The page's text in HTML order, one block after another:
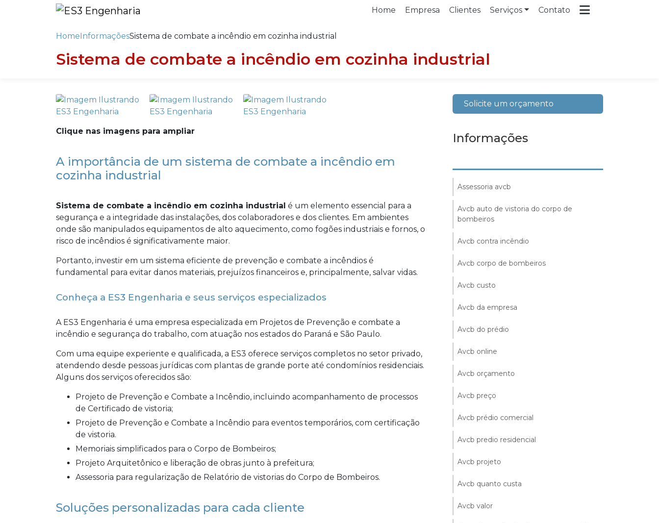
Home Empresa Clientes Serviços Contato
HomeInformaçõesSistema de combate a incêndio em cozinha industrial
Sistema de combate a incêndio em cozinha industrial
Clique nas imagens para ampliar
A importância de um sistema de combate a incêndio em
cozinha industrial
Sistema de combate a incêndio em cozinha industrial é um elemento essencial para a
segurança e a integridade das instalações, dos colaboradores e dos clientes. Em ambientes
onde são manipulados equipamentos de alto aquecimento, como fogões industriais e fornos, o
risco de incêndios é significativamente maior.
Portanto, investir em um sistema eficiente de prevenção e combate a incêndios é
fundamental para evitar danos materiais, prejuízos financeiros e, principalmente, salvar vidas.
Conheça a ES3 Engenharia e seus serviços especializados
A ES3 Engenharia é uma empresa especializada em Projetos de Prevenção e combate a
incêndio e segurança do trabalho, com atuação nos estados do Paraná e São Paulo.
Com uma equipe experiente e qualificada, a ES3 oferece serviços completos no setor privado,
atendendo desde pessoas jurídicas com plantas de grande porte até condomínios residenciais.
Alguns dos serviços oferecidos são:
Projeto de Prevenção e Combate a Incêndio, incluindo acompanhamento de processos
de Certificado de vistoria;
Projeto de Prevenção e Combate a Incêndio para eventos temporários, com certificação
de vistoria.
Memoriais simplificados para o Corpo de Bombeiros;
Projeto Arquitetônico e liberação de obras junto à prefeitura;
Assessoria para regularização de Relatório de vistorias do Corpo de Bombeiros.
Soluções personalizadas para cada cliente
Solicite um orçamento
Informações
Assessoria avcb
Avcb auto de vistoria do corpo de
bombeiros
Avcb contra incêndio
Avcb corpo de bombeiros
Avcb custo
Avcb da empresa
Avcb do prédio
Avcb online
Avcb orçamento
Avcb preço
Avcb prédio comercial
Avcb predio residencial
Avcb projeto
Avcb quanto custa
Avcb valor